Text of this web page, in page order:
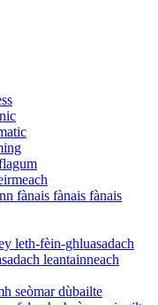
fànais fànais fànais
leth-fèin-ghluasadach
leantainneach
seòmar dùbailte